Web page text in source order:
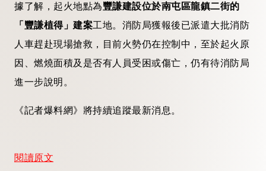
據了解，起火地點為豐謙建設位於南屯區龍鎮二街的
「豐謙植得」建案工地。消防局獲報後已派遣大批消防
人車趕赴現場搶救，目前火勢仍在控制中，至於起火原
因、燃燒面積及是否有人員受困或傷亡，仍有待消防局
進一步說明。
《記者爆料網》將持續追蹤最新消息。
閱讀原文